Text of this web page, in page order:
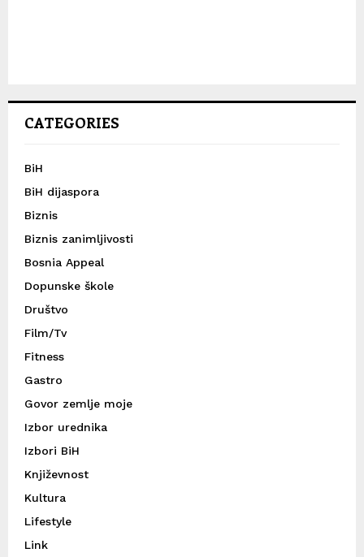
CATEGORIES
BiH
BiH dijaspora
Biznis
Biznis zanimljivosti
Bosnia Appeal
Dopunske škole
Društvo
Film/Tv
Fitness
Gastro
Govor zemlje moje
Izbor urednika
Izbori BiH
Književnost
Kultura
Lifestyle
Link